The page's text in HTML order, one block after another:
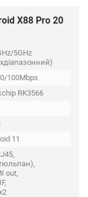
X88 Pro 20
5GHz
100Mbps
RK3566
11
out,